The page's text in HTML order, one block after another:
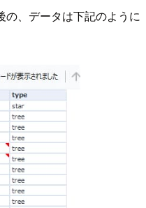
の、データは下記のように